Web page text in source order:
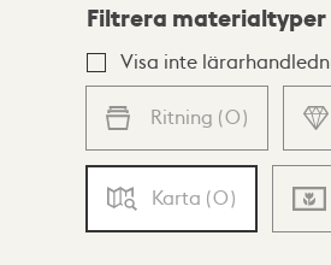
Lista Karta
Filtrera materialtyper
Visa inte
Ritning (0)
Karta (0)